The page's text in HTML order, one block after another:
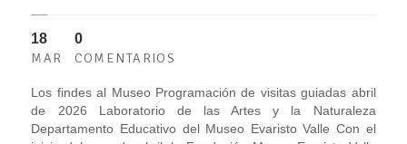
18
MAR
0
COMENTARIOS
Los findes al Museo Programación de visitas guiadas abril
de 2026 Laboratorio de las Artes y la Naturaleza
Departamento Educativo del Museo Evaristo Valle Con el